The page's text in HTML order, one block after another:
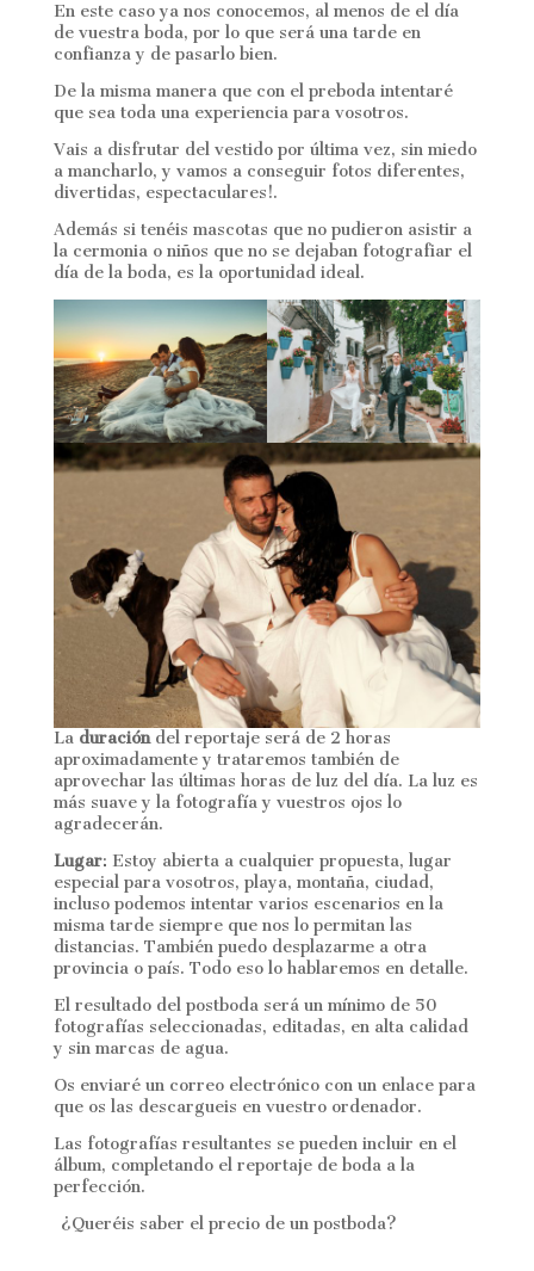
En este caso ya nos conocemos, al menos de el día
de vuestra boda, por lo que será una tarde en
confianza y de pasarlo bien.
De la misma manera que con el preboda intentaré
que sea toda una experiencia para vosotros.
Vais a disfrutar del vestido por última vez, sin miedo
a mancharlo, y vamos a conseguir fotos diferentes,
divertidas, espectaculares!.
Además si tenéis mascotas que no pudieron asistir a
la cermonia o niños que no se dejaban fotografiar el
día de la boda, es la oportunidad ideal.
La duracióndel reportaje será de 2 horas
aproximadamente y trataremos también de
aprovechar las últimas horas de luz del día. La luz es
más suave y la fotografía y vuestros ojos lo
agradecerán.
Lugar: Estoy abierta a cualquier propuesta, lugar
especial para vosotros, playa, montaña, ciudad,
incluso podemos intentar varios escenarios en la
misma tarde siempre que nos lo permitan las
distancias. También puedo desplazarme a otra
provincia o país. Todo eso lo hablaremos en detalle.
El resultado del postboda será un mínimo de 50
fotografías seleccionadas, editadas, en alta calidad
y sin marcas de agua.
Os enviaré un correo electrónico con un enlace para
que os las descargueis en vuestro ordenador.
Las fotografías resultantes se pueden incluir en el
álbum, completando el reportaje de boda a la
perfección.
¿Queréis saber el precio de un postboda?